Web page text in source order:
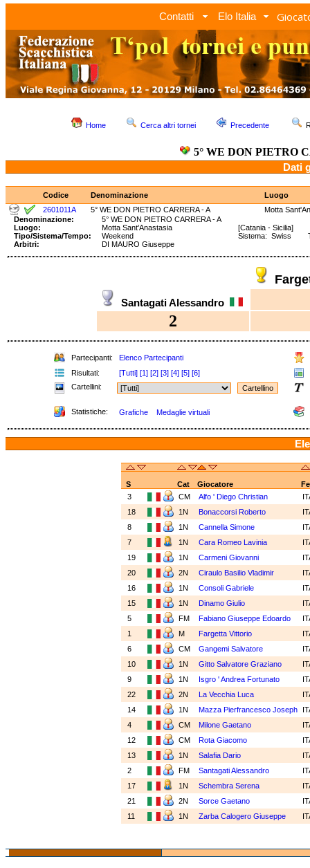
Contatti Elo Italia
Home Cerca altri tornei Precedente
5° WE DON PIETRO
Dati
Codice Denominazione
Luogo
2601011A
5° WE DON PIETRO CARRERA - A
Motta
Denominazione:
5° WE DON PIETRO CARRERA - A
Luogo:
Motta Sant'Anastasia
[Catania - Sicilia]
Tipo/Sistema/Tempo:
Weekend
Sistema: Swiss
Arbitri:
DI MAURO Giuseppe
Santagati Alessandro
2
Partecipanti: Elenco Partecipanti
Risultati:
[Tutti] [1] [2] [3] [4] [5] [6]
Cartellini:
Statistiche: Grafiche Medaglie virtuali
S Cat Giocatore
3
CM Alfo ' Diego Christian
18
1N Bonaccorsi Roberto
8
1N Cannella Simone
7
1N Cara Romeo Lavinia
19
1N Carmeni Giovanni
20
2N Ciraulo Basilio Vladimir
16
1N Consoli Gabriele
15
1N Dinamo Giulio
5
FM Fabiano Giuseppe Edoardo
1
M Fargetta Vittorio
6
CM Gangemi Salvatore
10
1N Gitto Salvatore Graziano
9
1N Isgro ' Andrea Fortunato
22
2N La Vecchia Luca
14
1N Mazza Pierfrancesco Joseph
4
CM Milone Gaetano
12
CM Rota Giacomo
13
1N Salafia Dario
2
FM Santagati Alessandro
17
1N Schembra Serena
21
2N Sorce Gaetano
11
1N Zarba Calogero Giuseppe